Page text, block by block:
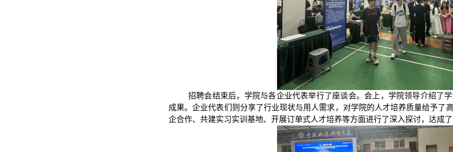
招聘会结束后，学院与各企业代表举行了座谈会。会上，学院领导介绍了
成果。企业代表们则分享了行业现状与用人需求，对学院的人才培养质量给予了
企合作、共建实习实训基地、开展订单式人才培养等方面进行了深入探讨，达成了